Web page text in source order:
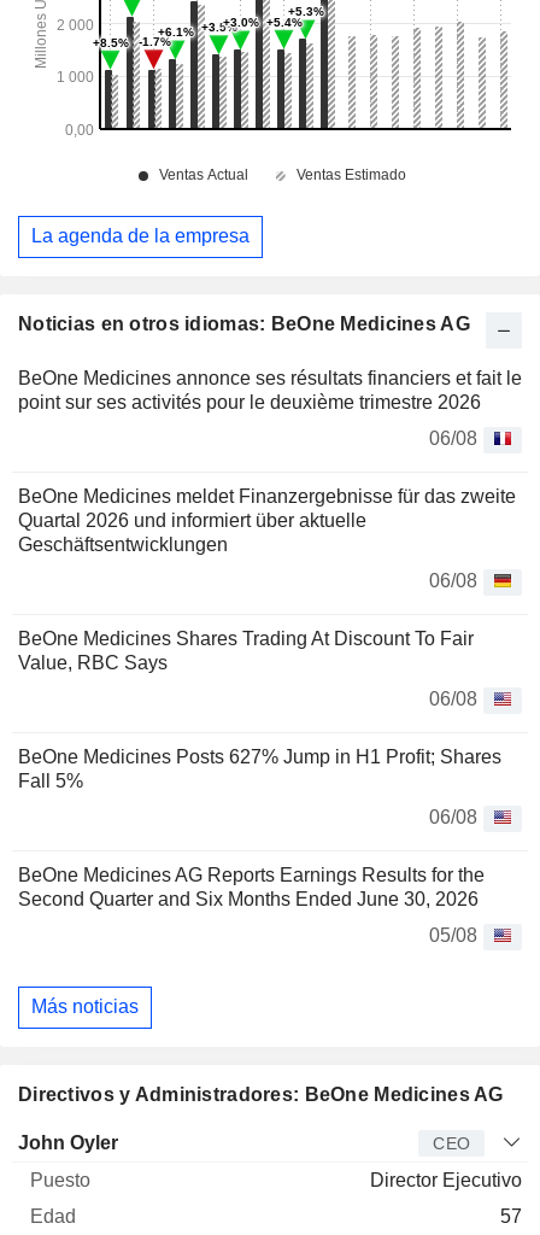
Noticias en otros idiomas: BeOne Medicines AG
BeOne Medicines annonce ses résultats financiers et fait le
point sur ses activités pour le deuxième trimestre 2026
06/08
BeOne Medicines meldet Finanzergebnisse für das zweite
Quartal 2026 und informiert über aktuelle
Geschäftsentwicklungen
06/08
BeOne Medicines Shares Trading At Discount To Fair
Value, RBC Says
06/08
BeOne Medicines Posts 627% Jump in H1 Profit; Shares
Fall 5%
06/08
BeOne Medicines AG Reports Earnings Results for the
Second Quarter and Six Months Ended June 30, 2026
05/08
Más noticias
Directivos y Administradores: BeOne Medicines AG
Director Puesto
John Oyler CEO
Director Ejecutivo
57
La agenda de la empresa